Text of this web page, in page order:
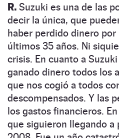
R. Suzuki es una de las
decir la única, que
haber perdido dinero
últimos 35 años. Ni
crisis. En cuanto a
ganado dinero todos los
que nos cogió a todos
descompensados. Y las
los gastos financieros.
que siguieron llegando a